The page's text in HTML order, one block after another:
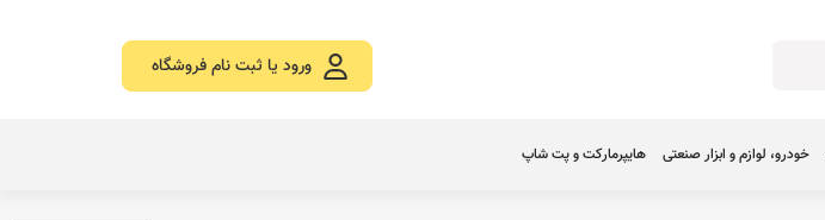
ورود یا ثبت نام فروشگاه
خودرو، لوازم و ابزار صنعتی هایپرمارکت و پت شاپ